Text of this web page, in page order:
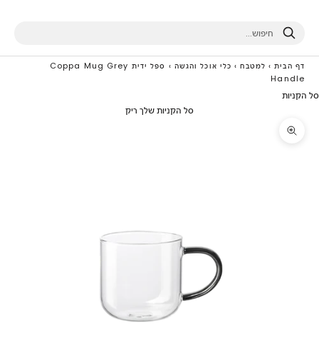
חיפוש
דף הבית › למטבח › כלי אוכל והגשה ›
ספל ידית Coppa Mug Grey
Handle
סל הקניות
סל הקניות שלך ריק
תקריב